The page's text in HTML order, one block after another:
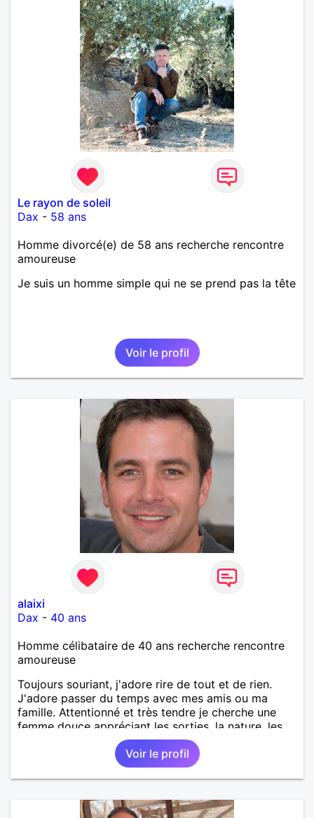
autant être trop locace. Je suis bourré de qualités
avec très peu de défauts. Je suis altruiste,
bienveillant, empathique, attentionné, honnête,
respectueux, doux de caractère et compréhensif : je
laisse « glisser » beaucoup de choses. Mais ne vous
m’éprenez pas Mesdames, si une personne que
j’aime me trahit une fois, il n’y aura pas de seconde
chance et je l’effacerai à « vitam eternam ».
Néanmoins, je suis un tout petit peu maniaque ainsi
qu’impatient. J’essaye de faire des efforts. Rien de
bien dramatique ! Du moins je le pense……Je suis un
homme facile à vivre. À vous si vous le souhaitez,
d’apprendre à me connaître davantage. J’en serai
ravi….A très bientôt je l’espère.
Le rayon de soleil
Dax - 58 ans
Homme divorcé(e) de 58 ans recherche rencontre
amoureuse
Je suis un homme simple qui ne se prend pas la tête
Voir le profil
alaixi
Dax - 40 ans
Homme célibataire de 40 ans recherche rencontre
amoureuse
Toujours souriant, j'adore rire de tout et de rien.
J'adore passer du temps avec mes amis ou ma
famille. Attentionné et très tendre je cherche une
femme douce appréciant les sorties, la nature, les
balades, les bons restos...
Voir le profil